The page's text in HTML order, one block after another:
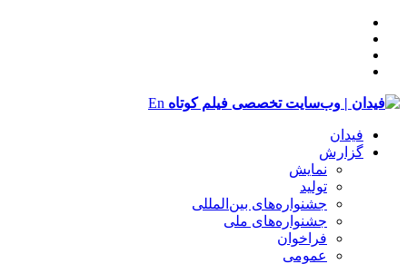
En
فیدان
گزارش
نمایش
تولید
‌‌جشنواره‌های بین‌المللی
جشنواره‌های ملی
فراخوان
عمومی